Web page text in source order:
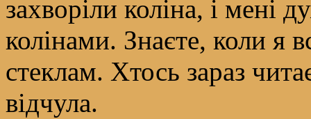
захворіли коліна, і мені
колінами. Знаєте, коли я
стеклам. Хтось зараз
відчула.